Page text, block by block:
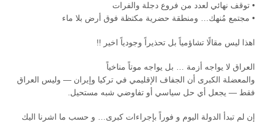
• توقف نهائي لعدد من فروع دجلة والفرات
• مجتمع مُنهك… ومنطقة حضرية مكتظة فوق أرض بلا ماء
اهذا ليس مقالًا تشاؤمياً بل تحذيراً وجودياً اخير !!
العراق لا يواجه أزمة … بل يواجه موتاً مناخياً
والمعضلة الكبرى أن الجفاف الإقليمي في تركيا وإيران — وليس العراق
فقط — يجعل أي حل سياسي أو تفاوضي شبه مستحيل.
إن لم تبدأ الدولة اليوم و فوراً بإجراءات كبرى… و حسب ما اشرنا اليك